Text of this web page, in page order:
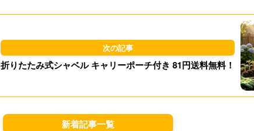
折りたたみ式シャベル キャリーポーチ付き 81円送料無料！
新着記事一覧